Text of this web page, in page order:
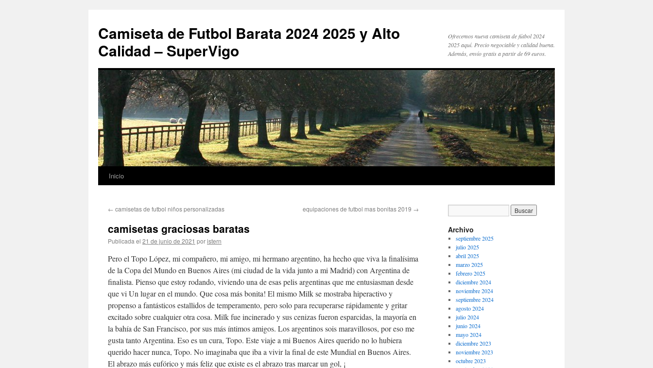
Camiseta de Futbol Barata 2024 2025 y Alto
Calidad – SuperVigo
Ofrecemos nueva camiseta de fútbol 2024
2025 aquí. Precio negociable y calidad buena.
Además, envío gratis a partir de 69 euros.
Saltar
contenido
Inicio
← camisetas de futbol niños personalizadas equipaciones de futbol mas bonitas 2019 →
camisetas graciosas baratas
Publicada el 21 de junio de 2021 poristern
Pero el Topo López, mi compañero, mi amigo, mi hermano argentino, ha hecho que viva la finalísima
de la Copa del Mundo en Buenos Aires (mi ciudad de la vida junto a mi Madrid) con Argentina de
finalista. Pienso que estoy rodando, viviendo una de esas pelis argentinas que me entusiasman desde
que vi Un lugar en el mundo. Que cosa más bonita! El mismo Milk se mostraba hiperactivo y
propenso a fantásticos estallidos de temperamento, pero solo para recuperarse rápidamente y gritar
excitado sobre cualquier otra cosa. Milk fue incinerado y sus cenizas fueron esparcidas, la mayoría en
la bahía de San Francisco, por sus más íntimos amigos. Los argentinos sois maravillosos, por eso me
gusta tanto Argentina. Eso es un cura, Topo. Este viaje a mi Buenos Aires querido no lo hubiera
querido hacer nunca, Topo. No imaginaba que iba a vivir la final de este Mundial en Buenos Aires.
El abrazo más eufórico y más feliz que existe es el abrazo tras marcar un gol, ¡
Archivo
septiembre 2025
julio 2025
abril 2025
marzo 2025
febrero 2025
diciembre 2024
noviembre 2024
septiembre 2024
agosto 2024
julio 2024
junio 2024
mayo 2024
diciembre 2023
noviembre 2023
octubre 2023